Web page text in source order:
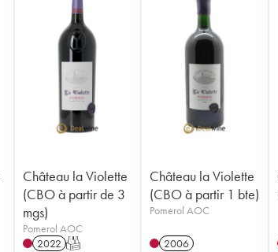
Château la Violette
(CBO à partir de 3
mgs)
Pomerol AOC
2022 T
Château la Violette
(CBO à partir 1 bte)
Pomerol AOC
2006